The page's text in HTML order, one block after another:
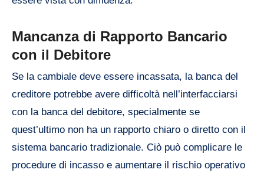
Mancanza di Rapporto Bancario
con il Debitore
Se la cambiale deve essere incassata, la banca del
creditore potrebbe avere difficoltà nell’interfacciarsi
con la banca del debitore, specialmente se
quest’ultimo non ha un rapporto chiaro o diretto con il
sistema bancario tradizionale. Ciò può complicare le
procedure di incasso e aumentare il rischio operativo